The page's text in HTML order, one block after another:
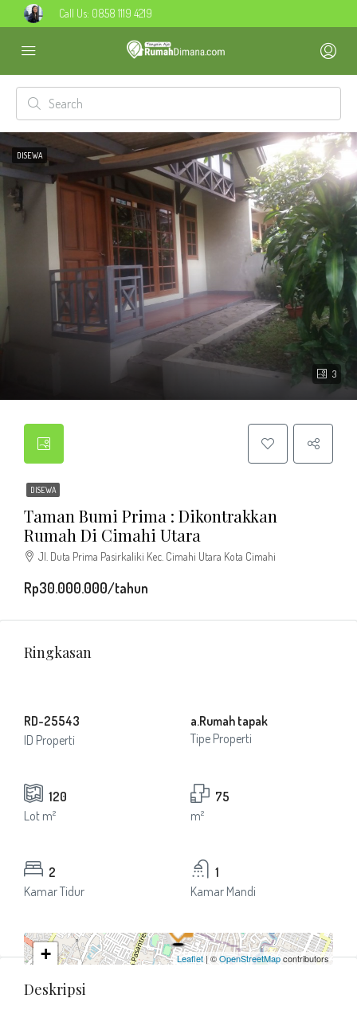
Call Us: 0858 1119 4219
3
DISEWA
DISEWA
Taman Bumi Prima : Dikontrakkan
Rumah Di Cimahi Utara
Jl. Duta Prima Pasirkaliki Kec. Cimahi Utara Kota Cimahi
Rp30.000.000/tahun
Ringkasan
RD-25543
ID Properti
a.Rumah tapak
Tipe Properti
120
Lot m²
75
m²
2
Kamar Tidur
1
Kamar Mandi
+
Leaflet | ©OpenStreetMapcontributors
Deskripsi